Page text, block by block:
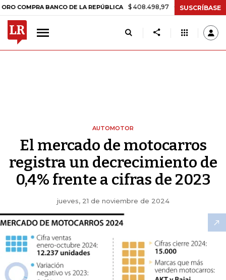
BANCO DE LA REPÚBLICA $ 408.498,97 +$ 8.753,81 +2,19%
SUSCRÍBASE
AUTOMOTOR
El mercado de motocarros
registra un decrecimiento de
0,4% frente a cifras de 2023
jueves, 21 de noviembre de 2024